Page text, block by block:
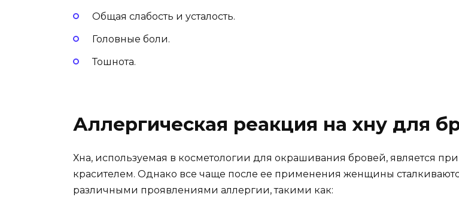
Общая слабость и усталость.
Головные боли.
Тошнота.
Аллергическая реакция на хну для
Хна, используемая в косметологии для окрашивания бровей, является
красителем. Однако все чаще после ее применения женщины
различными проявлениями аллергии, такими как: